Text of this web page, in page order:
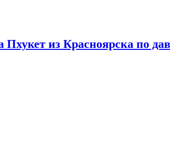
Пхукет из Красноярска по